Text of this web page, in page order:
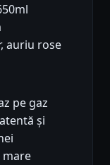
auriu rose
pe gaz
și
mare